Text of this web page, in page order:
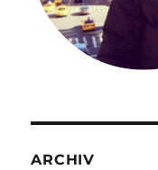
ARCHIV